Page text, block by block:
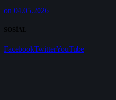
on 04.05.2026
SOSİAL
FacebookTwitterYouTube